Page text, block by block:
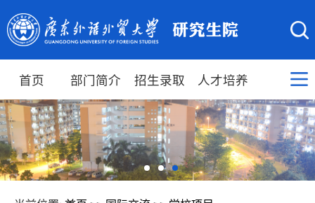
首页 部门简介 招生录取 人才培养